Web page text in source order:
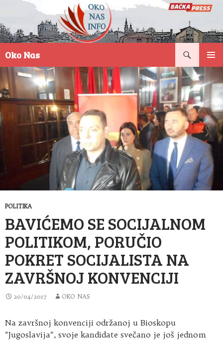
Oko Nas
NA
SADRŽAJ
POLITIKA
BAVIĆEMO SE SOCIJALNOM
POLITIKOM, PORUČIO
POKRET SOCIJALISTA NA
ZAVRŠNOJ KONVENCIJI
20/04/2017 OKO NAS
Na završnoj konvenciji održanoj u Bioskopu
“Jugoslavija“, svoje kandidate svečano je još jednom